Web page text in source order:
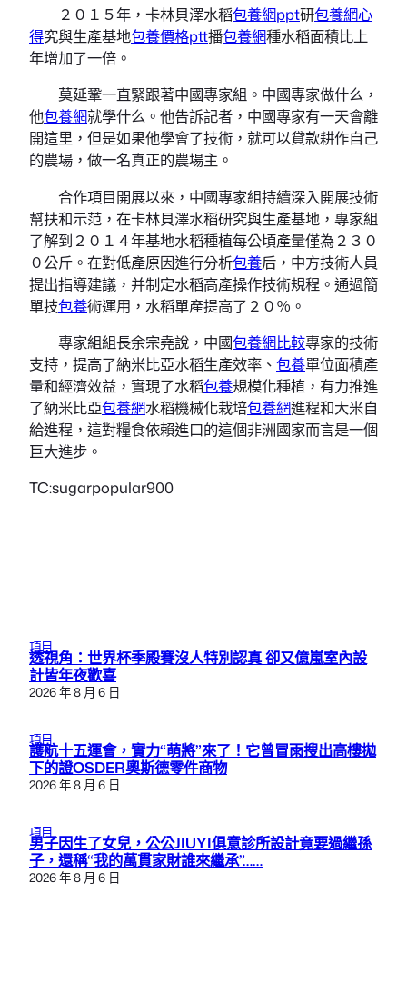
２０１５年，卡林貝澤水稻包養網ppt研包養網心
得究與生產基地包養價格ptt播包養網種水稻面積比上
年增加了一倍。
莫延鞏一直緊跟著中國專家組。中國專家做什么，
他包養網就學什么。他告訴記者，中國專家有一天會離
開這里，但是如果他學會了技術，就可以貸款耕作自己
的農場，做一名真正的農場主。
合作項目開展以來，中國專家組持續深入開展技術
幫扶和示范，在卡林貝澤水稻研究與生產基地，專家組
了解到２０１４年基地水稻種植每公頃產量僅為２３０
０公斤。在對低產原因進行分析包養后，中方技術人員
提出指導建議，并制定水稻高產操作技術規程。通過簡
單技包養術運用，水稻單產提高了２０％。
專家組組長余宗堯說，中國包養網比較專家的技術
支持，提高了納米比亞水稻生產效率、 包養單位面積產
量和經濟效益，實現了水稻包養規模化種植，有力推進
了納米比亞包養網水稻機械化栽培包養網進程和大米自
給進程，這對糧食依賴進口的這個非洲國家而言是一個
巨大進步。
TC:sugarpopular900
項目
透視角：世界杯季殿賽沒人特別認真 卻又億嵐室內設
計皆年夜歡喜
2026 年 8 月 6 日
項目
護航十五運會，實力“萌將”來了！它曾冒雨搜出高樓拋
下的證OSDER奧斯德零件商物
2026 年 8 月 6 日
項目
男子因生了女兒，公公JIUYI俱意診所設計竟要過繼孫
子，還稱“我的萬貫家財誰來繼承”……
2026 年 8 月 6 日